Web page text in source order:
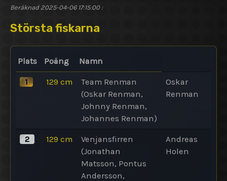
Beräknad2025-04-06 17:15:00 :
Största fiskarna
Plats Poäng Namn
1 129 cm
Team Renman
(Oskar Renman,
Johnny Renman,
Johannes Renman)
Oskar
Renman
2 129 cm
Venjansfirren
(Jonathan
Matsson, Pontus
Andersson,
Andreas
Holen